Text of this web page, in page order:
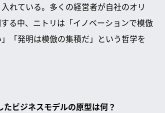
れている。多くの経営者が自社のオリ
る中、ニトリは「イノベーションで模倣
「発明は模倣の集積だ」という哲学を
たビジネスモデルの原型は何？